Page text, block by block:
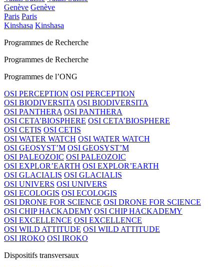
Genève Genève
Paris Paris
Kinshasa Kinshasa
Programmes de Recherche
Programmes de Recherche
Programmes de l’ONG
OSI PERCEPTION OSI PERCEPTION
OSI BIODIVERSITA OSI BIODIVERSITA
OSI PANTHERA OSI PANTHERA
OSI CETA’BIOSPHERE OSI CETA’BIOSPHERE
OSI CETIS OSI CETIS
OSI WATER WATCH OSI WATER WATCH
OSI GEOSYST’M OSI GEOSYST’M
OSI PALEOZOIC OSI PALEOZOIC
OSI EXPLOR’EARTH OSI EXPLOR’EARTH
OSI GLACIALIS OSI GLACIALIS
OSI UNIVERS OSI UNIVERS
OSI ECOLOGIS OSI ECOLOGIS
OSI DRONE FOR SCIENCE OSI DRONE FOR SCIENCE
OSI CHIP HACKADEMY OSI CHIP HACKADEMY
OSI EXCELLENCE OSI EXCELLENCE
OSI WILD ATTITUDE OSI WILD ATTITUDE
OSI IROKO OSI IROKO
Dispositifs transversaux